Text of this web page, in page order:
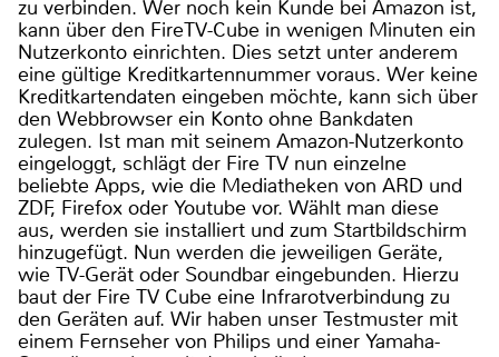
zu verbinden. Wer noch kein Kunde bei Amazon ist,
kann über den FireTV-Cube in wenigen Minuten ein
Nutzerkonto einrichten. Dies setzt unter anderem
eine gültige Kreditkartennummer voraus. Wer keine
Kreditkartendaten eingeben möchte, kann sich über
den Webbrowser ein Konto ohne Bankdaten
zulegen. Ist man mit seinem Amazon-Nutzerkonto
eingeloggt, schlägt der Fire TV nun einzelne
beliebte Apps, wie die Mediatheken von ARD und
ZDF, Firefox oder Youtube vor. Wählt man diese
aus, werden sie installiert und zum Startbildschirm
hinzugefügt. Nun werden die jeweiligen Geräte,
wie TV-Gerät oder Soundbar eingebunden. Hierzu
baut der Fire TV Cube eine Infrarotverbindung zu
den Geräten auf. Wir haben unser Testmuster mit
einem Fernseher von Philips und einer Yamaha-